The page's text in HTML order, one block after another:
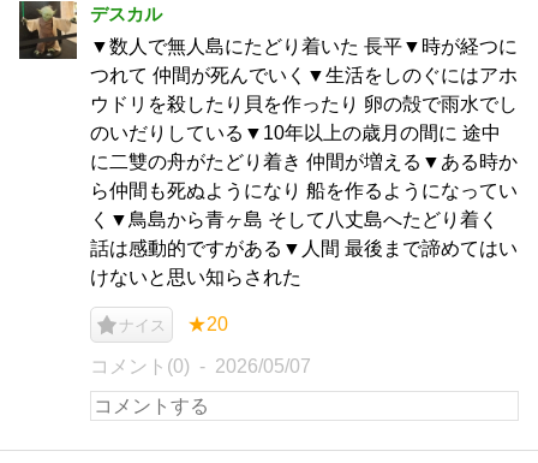
デスカル
▼数人で無人島にたどり着いた 長平▼時が経つに
つれて 仲間が死んでいく▼生活をしのぐにはアホ
ウドリを殺したり貝を作ったり 卵の殻で雨水でし
のいだりしている▼10年以上の歳月の間に 途中
に二雙の舟がたどり着き 仲間が増える▼ある時か
ら仲間も死ぬようになり 船を作るようになってい
く▼鳥島から青ヶ島 そして八丈島へたどり着く
話は感動的ですがある▼人間 最後まで諦めてはい
けないと思い知らされた
ナイス ★20
コメント(0) 2026/05/07